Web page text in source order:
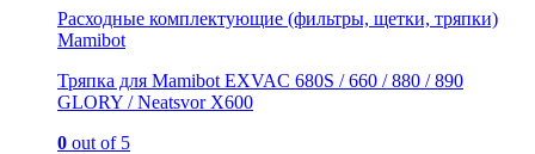
Расходные комплектующие (фильтры, щетки, тряпки)
Mamibot
Тряпка для Mamibot EXVAC 680S / 660 / 880 / 890
GLORY / Neatsvor X600
0 out of 5